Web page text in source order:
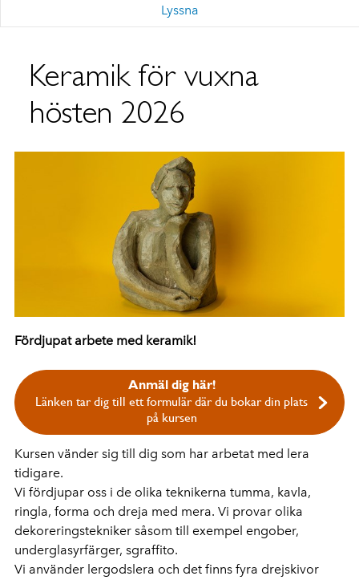
Lyssna
Keramik för vuxna
hösten 2026
Fördjupat arbete med keramik!
Anmäl dig här!
Länken tar dig till ett formulär där du bokar din plats
på kursen
Kursen vänder sig till dig som har arbetat med lera
tidigare.
Vi fördjupar oss i de olika teknikerna tumma, kavla,
ringla, forma och dreja med mera. Vi provar olika
dekoreringstekniker såsom till exempel engober,
underglasyrfärger, sgraffito.
Vi använder lergodslera och det finns fyra drejskivor